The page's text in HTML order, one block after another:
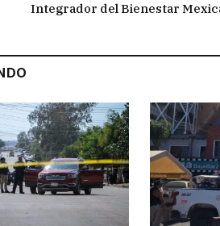
Integrador del Bienestar